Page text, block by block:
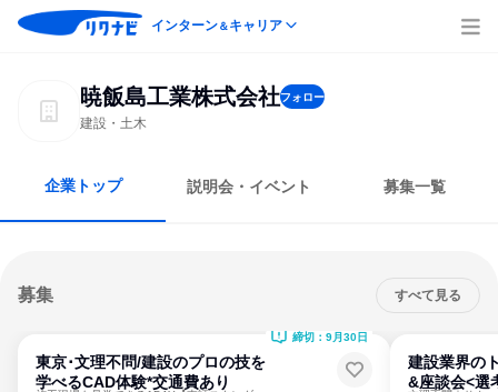
インターン＆キャリア
暁飯島工業株式会社フォロー
建設・土木
企業トップ 説明会・イベント 募集一覧
募集 すべて見る
東京･文理不問/建設のプロの技を
学べるCAD体験*交通費あり
締切：9月30日
建設業界の
&座談会<選